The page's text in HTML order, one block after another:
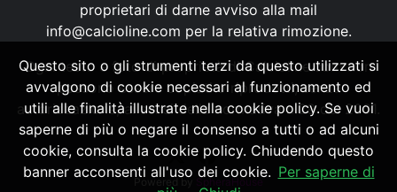
proprietari di darne avviso alla mail
info@calcioline.com per la relativa rimozione.
Ogni testo e foto di proprietà di Calcioline.com non
possono essere copiati o riprodotti, senza
autorizzazione, ai sensi della normativa n.29 del 2001.
Powered by SpheraHouse
Questo sito o gli strumenti terzi da questo utilizzati si
avvalgono di cookie necessari al funzionamento ed
utili alle finalità illustrate nella cookie policy. Se vuoi
saperne di più o negare il consenso a tutti o ad alcuni
cookie, consulta la cookie policy. Chiudendo questo
banner acconsenti all'uso dei cookie. Per saperne di